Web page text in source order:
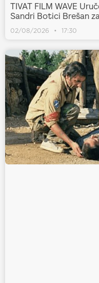
TIVAT FILM WAVE
Sandri Botici Brešan
02/08/2026 17:30